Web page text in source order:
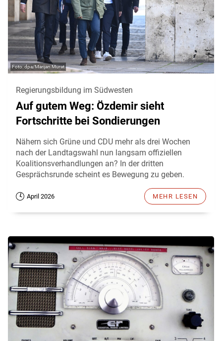
dpa/Marijan Murat
Regierungsbildung im Südwesten
Auf gutem Weg: Özdemir sieht
Fortschritte bei Sondierungen
Nähern sich Grüne und CDU mehr als drei Wochen
nach der Landtagswahl nun langsam offiziellen
Koalitionsverhandlungen an? In der dritten
Gesprächsrunde scheint es Bewegung zu geben.
April 2026 MEHR LESEN